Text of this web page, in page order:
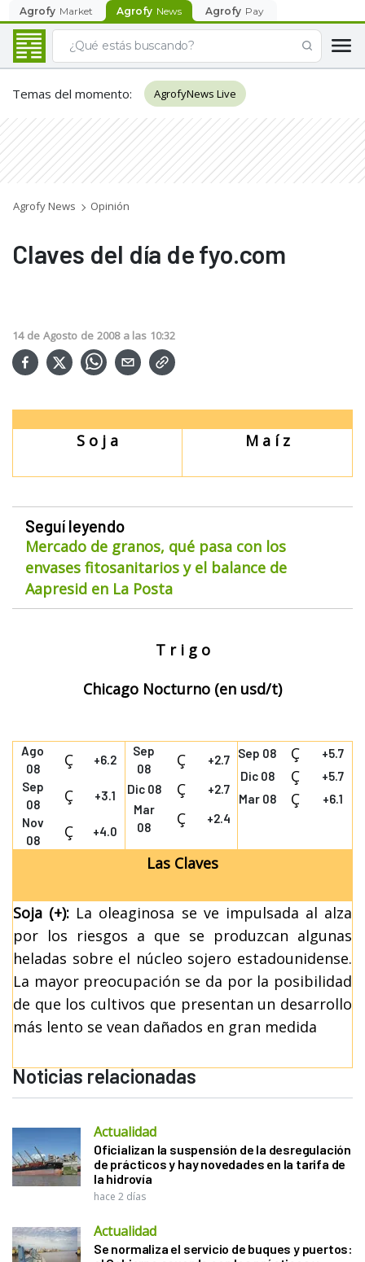
Agrofy Market Agrofy News Agrofy Pay
Temas del momento: AgrofyNews Live
Agrofy News Opinión
Claves del día de fyo.com
14 de Agosto de 2008 a las 10:32
S o j a M a í z
Seguí leyendo
Mercado de granos, qué pasa con los
envases fitosanitarios y el balance de
Aapresid en La Posta
T r i g o
Chicago Nocturno (en usd/t)
Ago
08
Ç
+6.2
Sep
08
Ç
+3.1
Nov
08
Ç +4.0
Sep
08
Ç
+2.7
Dic 08
Ç
+2.7
Mar
08
Ç +2.4
Sep 08 Ç
+5.7
Dic 08
Ç
+5.7
Mar 08
Ç +6.1
Las Claves
Soja (+): La oleaginosa se ve impulsada al alza
por los riesgos a que se produzcan algunas
heladas sobre el núcleo sojero estadounidense.
La mayor preocupación se da por la posibilidad
de que los cultivos que presentan un desarrollo
más lento se vean dañados en gran medida
Noticias relacionadas
Actualidad
Oficializan la suspensión de la desregulación
de prácticos y hay novedades en la tarifa de
la hidrovía
hace 2 días
Actualidad
Se normaliza el servicio de buques y puertos: